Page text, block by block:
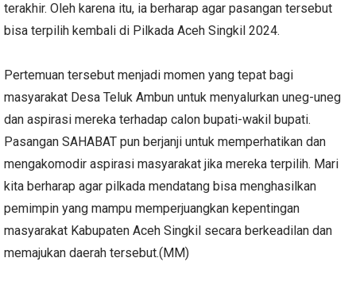
terakhir. Oleh karena itu, ia berharap agar pasangan tersebut
bisa terpilih kembali di Pilkada Aceh Singkil 2024.
Pertemuan tersebut menjadi momen yang tepat bagi
masyarakat Desa Teluk Ambun untuk menyalurkan uneg-uneg
dan aspirasi mereka terhadap calon bupati-wakil bupati.
Pasangan SAHABAT pun berjanji untuk memperhatikan dan
mengakomodir aspirasi masyarakat jika mereka terpilih. Mari
kita berharap agar pilkada mendatang bisa menghasilkan
pemimpin yang mampu memperjuangkan kepentingan
masyarakat Kabupaten Aceh Singkil secara berkeadilan dan
memajukan daerah tersebut.(MM)